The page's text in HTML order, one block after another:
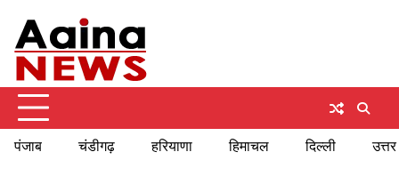
content
पंजाब चंडीगढ़ हरियाणा हिमाचल दिल्ली